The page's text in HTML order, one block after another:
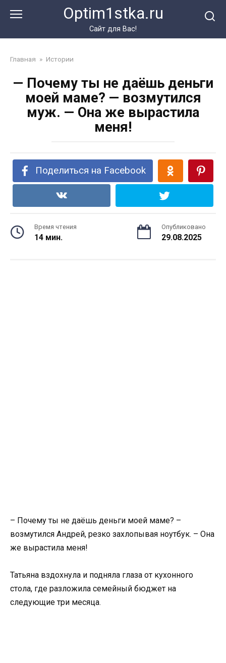
Optim1stka.ru
Сайт для Вас!
Главная » Истории
— Почему ты не даёшь деньги
моей маме? — возмутился
муж. — Она же вырастила
меня!
Поделиться на Facebook
Время чтения
14 мин.
Опубликовано
29.08.2025
– Почему ты не даёшь деньги моей маме? –
возмутился Андрей, резко захлопывая ноутбук. – Она
же вырастила меня!
Татьяна вздохнула и подняла глаза от кухонного
стола, где разложила семейный бюджет на
следующие три месяца.